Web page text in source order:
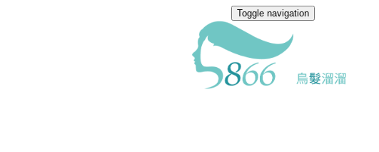
Toggle navigation